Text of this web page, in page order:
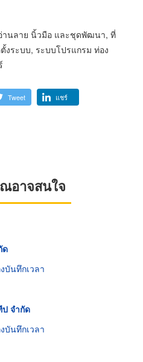
านลาย นิ้วมือ และชุดพัฒนา, ที่
ระบบ, ระบบโปรแกรม ท่อง
Tweet แชร์
อาจสนใจ
ด
บันทึกเวลา
จำกัด
บันทึกเวลา